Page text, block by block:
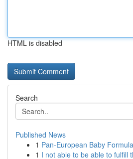
HTML is disabled
Search
Published News
1 Pan-European Baby
1 I not able to be able to fulfill